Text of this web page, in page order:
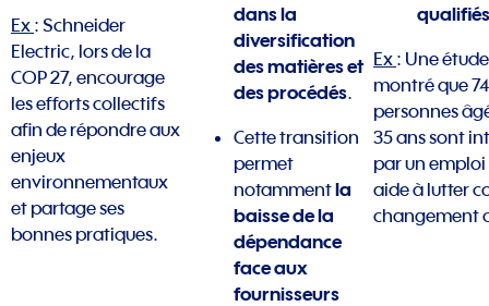
Ex : Schneider
Electric, lors de la
COP 27, encourage
les efforts collectifs
afin de répondre aux
enjeux
environnementaux
et partage ses
bonnes pratiques.
dans la
diversification
des matières et
des procédés.
Cette transition
permet
notammentla
baisse de la
dépendance
face aux
fournisseurs
Ex : Une
montré que
personnes
35 ans sont
par un
aide à lutter
changement